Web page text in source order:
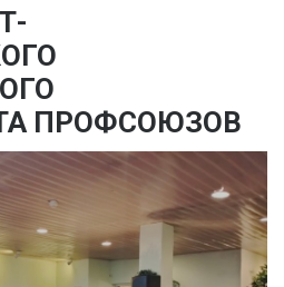
ПРОФСОЮЗОВ